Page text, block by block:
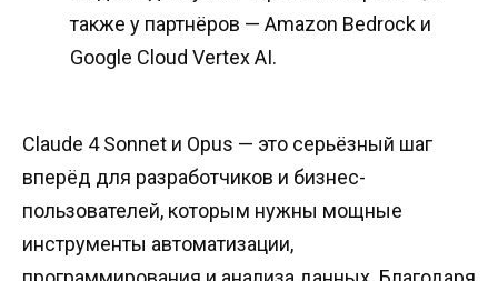
также у партнёров — Amazon Bedrock и
Google Cloud Vertex AI.
Claude 4 Sonnet и Opus — это серьёзный шаг
вперёд для разработчиков и бизнес-
пользователей, которым нужны мощные
инструменты автоматизации,